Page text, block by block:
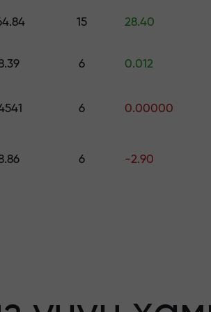
қийматдаги
—
15 28.40
6 0.012
6 0.00000
6 -2.90